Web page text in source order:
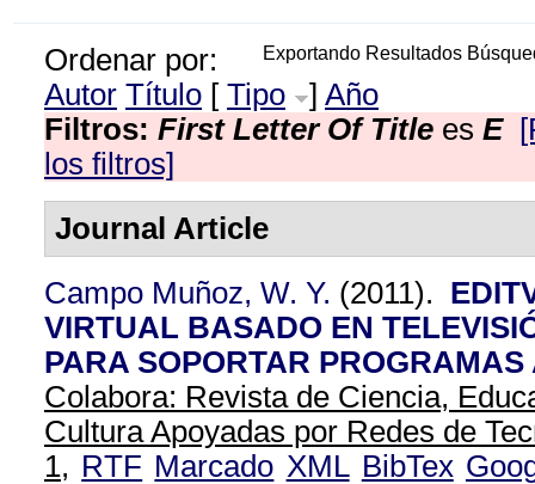
Exportando Resultados
Ordenar por:
Autor Título [ Tipo ] Año
Filtros: First Letter Of Title es E
los filtros]
Journal Article
Campo Muñoz, W. Y. (2011).
VIRTUAL BASADO EN
PARA SOPORTAR PROGRAMAS
Colabora: Revista de Ciencia,
Cultura Apoyadas por Redes de
1, RTF Marcado XML BibTex